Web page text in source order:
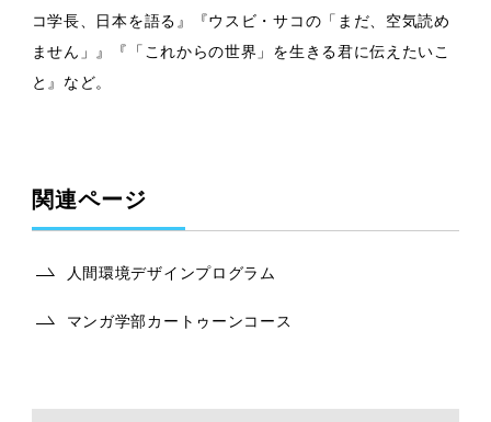
コ学長、日本を語る』『ウスビ・サコの「まだ、空気読め
ません」』『「これからの世界」を生きる君に伝えたいこ
と』など。
関連ページ
人間環境デザインプログラム
マンガ学部カートゥーンコース